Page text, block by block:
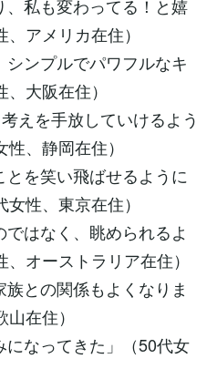
、私も変わってる！と嬉
アメリカ在住）
シンプルでパワフルなキ
大阪在住）
えを手放していけるよう
、静岡在住）
とを笑い飛ばせるように
性、東京在住）
ではなく、眺められるよ
オーストラリア在住）
族との関係もよくなりま
在住）
になってきた」（50代女